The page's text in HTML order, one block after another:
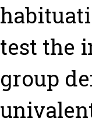
test the
group